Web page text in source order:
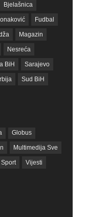
Bjelašnica
Fudbal
Magazin
Nesreća
BiH Sarajevo
Sud BiH
Globus
Multimedija Sve
Sport Vijesti